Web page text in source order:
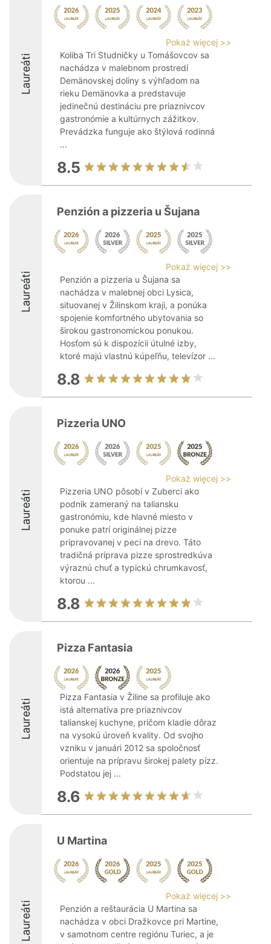
Laureáti
Pokaż więcej >>
Koliba Tri Studničky u Tomášovcov sa
nachádza v malebnom prostredí
Demänovskej doliny s výhľadom na
rieku Demänovka a predstavuje
jedinečnú destináciu pre priaznivcov
gastronómie a kultúrnych zážitkov.
Prevádzka funguje ako štýlová rodinná
...
8.5
Laureáti
Penzión a pizzeria u Šujana
Pokaż więcej >>
Penzión a pizzeria u Šujana sa
nachádza v malebnej obci Lysica,
situovanej v Žilinskom kraji, a ponúka
spojenie komfortného ubytovania so
širokou gastronomickou ponukou.
Hosťom sú k dispozícii útulné izby,
ktoré majú vlastnú kúpeľňu, televízor ...
8.8
Laureáti
Pizzeria UNO
Pokaż więcej >>
Pizzeria UNO pôsobí v Zuberci ako
podnik zameraný na taliansku
gastronómiu, kde hlavné miesto v
ponuke patrí originálnej pizze
pripravovanej v peci na drevo. Táto
tradičná príprava pizze sprostredkúva
výraznú chuť a typickú chrumkavosť,
ktorou ...
8.8
Laureáti
Pizza Fantasia
Pizza Fantasia v Žiline sa profiluje ako
istá alternatíva pre priaznivcov
talianskej kuchyne, pričom kladie dôraz
na vysokú úroveň kvality. Od svojho
vzniku v januári 2012 sa spoločnosť
orientuje na prípravu širokej palety pízz.
Podstatou jej ...
8.6
Laureáti
U Martina
Pokaż więcej >>
Penzión a reštaurácia U Martina sa
nachádza v obci Dražkovce pri Martine,
v samotnom centre regiónu Turiec, a je